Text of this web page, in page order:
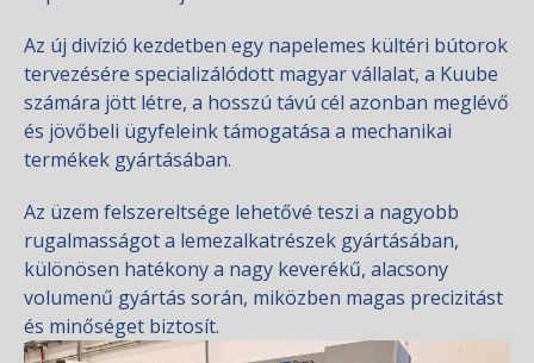
Az új divízió kezdetben egy napelemes kültéri bútorok
tervezésére specializálódott magyar vállalat, a Kuube
számára jött létre, a hosszú távú cél azonban meglévő
és jövőbeli ügyfeleink támogatása a mechanikai
termékek gyártásában.
Az üzem felszereltsége lehetővé teszi a nagyobb
rugalmasságot a lemezalkatrészek gyártásában,
különösen hatékony a nagy keverékű, alacsony
volumenű gyártás során, miközben magas precizitást
és minőséget biztosít.